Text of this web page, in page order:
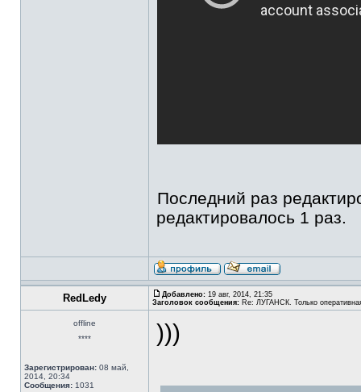
Последний раз
редактировалось 1 раз.
RedLedy Добавлено: 19 авг, 2014, 21:35
Заголовок сообщения: Re: ЛУГАНСК. Только
offline
****
Зарегистрирован: 08 май,
2014, 20:34
Сообщения: 1031
)))